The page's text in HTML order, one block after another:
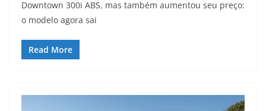
Downtown 300i ABS, mas também aumentou seu preço:
o modelo agora sai
Read More